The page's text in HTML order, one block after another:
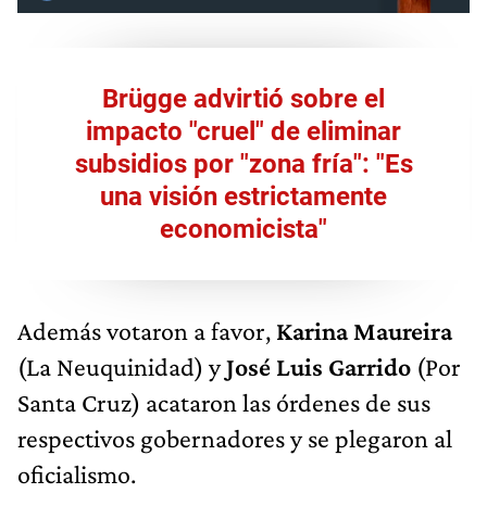
Brügge advirtió sobre el
impacto "cruel" de eliminar
subsidios por "zona fría": "Es
una visión estrictamente
economicista"
Además votaron a favor, Karina Maureira
(La Neuquinidad) yJosé Luis Garrido (Por
Santa Cruz) acataron las órdenes de sus
respectivos gobernadores y se plegaron al
oficialismo.